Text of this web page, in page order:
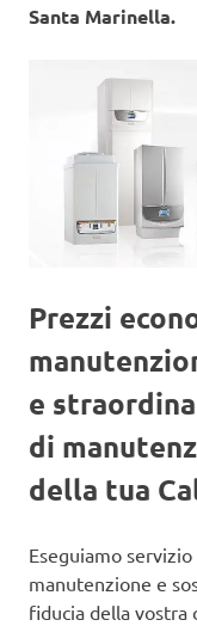
Santa Marinella.
Prezzi
e
di
della tua
Eseguiamo
manutenzione e
fiducia della vostra